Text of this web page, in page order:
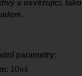
a osvěžující,
parametry:
10ml.